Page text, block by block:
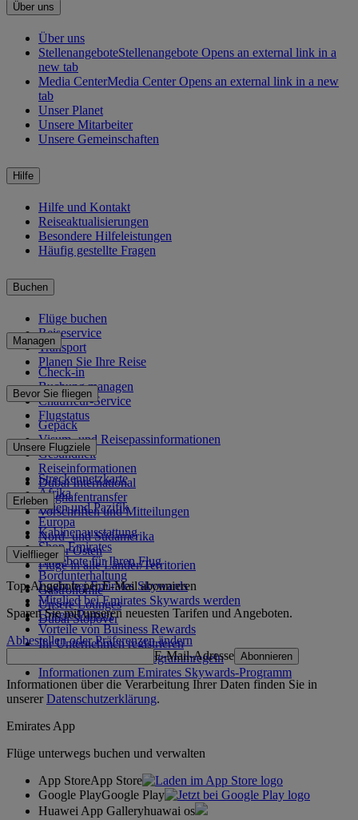
Über uns
Über uns
StellenangeboteStellenangebote Opens an external link in a
new tab
Media CenterMedia Center Opens an external link in a new
tab
Unser Planet
Unsere Mitarbeiter
Unsere Gemeinschaften
Hilfe
Hilfe und Kontakt
Reiseaktualisierungen
Besondere Hilfeleistungen
Häufig gestellte Fragen
Buchen
Flüge buchen
Reiseservice
Transport
Planen Sie Ihre Reise
Managen
Check-in
Buchung managen
Chauffeur-Service
Flugstatus
Bevor Sie fliegen
Gepäck
Visum- und Reisepassinformationen
Gesundheit
Reiseinformationen
Dubai International
Flughafentransfer
Vorschriften und Mitteilungen
Unsere Flugziele
Streckennetzkarte
Afrika
Asien und Pazifik
Europa
Nord- und Südamerika
Naher Osten
Flüge in alle Länder/Territorien
Erleben
Kabinenausstattung
Shop Emirates
Angebote für Ihren Flug
Bordunterhaltung
Gastronomie
Unsere Lounges
Dubai Stopover
Vielflieger
Login bei Emirates Skywards
Mitglied bei Emirates Skywards werden
Unsere Partner
Vorteile von Business Rewards
Ihr Unternehmen registrieren
Emirates Skywards-Programmregeln
Informationen zum Emirates Skywards-Programm
Top-Angebote per E-Mail abonnieren
Sparen Sie mit unseren neuesten Tarifen und Angeboten.
Abbestellen oder Präferenzen ändern
E-Mail-Adresse Abonnieren
Informationen über die Verarbeitung Ihrer Daten finden Sie in
unsererDatenschutzerklärung.
Emirates App
Flüge unterwegs buchen und verwalten
App StoreApp Store
Google PlayGoogle Play
Huawei App Galleryhuawai os